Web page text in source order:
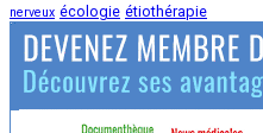
nerveux écologie étiothérapie